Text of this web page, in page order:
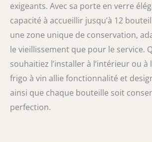
exigeants. Avec sa porte en verre
capacité à accueillir jusqu’à 12
une zone unique de conservation,
le vieillissement que pour le service.
souhaitiez l’installer à l’intérieur ou à
frigo à vin allie fonctionnalité et
ainsi que chaque bouteille soit
perfection.